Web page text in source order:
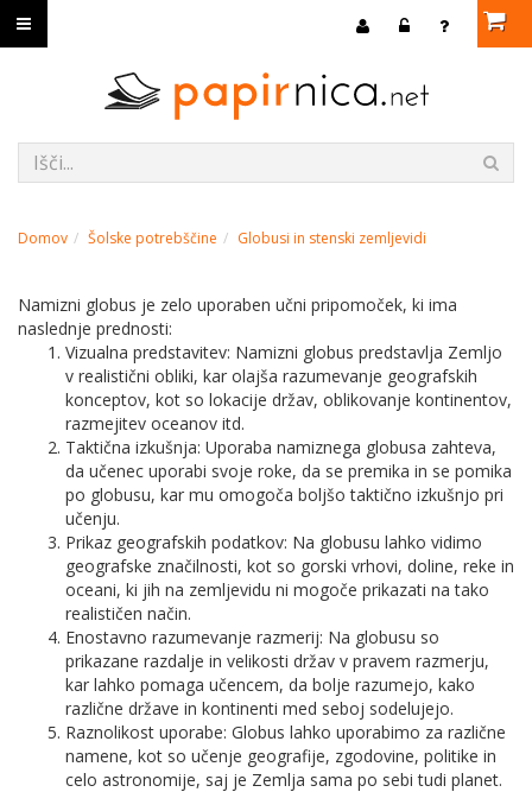
Domov Šolske potrebščine Globusi in stenski zemljevidi
Namizni globus je zelo uporaben učni pripomoček, ki ima
naslednje prednosti:
Vizualna predstavitev: Namizni globus predstavlja Zemljo
v realistični obliki, kar olajša razumevanje geografskih
konceptov, kot so lokacije držav, oblikovanje kontinentov,
razmejitev oceanov itd.
Taktična izkušnja: Uporaba namiznega globusa zahteva,
da učenec uporabi svoje roke, da se premika in se pomika
po globusu, kar mu omogoča boljšo taktično izkušnjo pri
učenju.
Prikaz geografskih podatkov: Na globusu lahko vidimo
geografske značilnosti, kot so gorski vrhovi, doline, reke in
oceani, ki jih na zemljevidu ni mogoče prikazati na tako
realističen način.
Enostavno razumevanje razmerij: Na globusu so
prikazane razdalje in velikosti držav v pravem razmerju,
kar lahko pomaga učencem, da bolje razumejo, kako
različne države in kontinenti med seboj sodelujejo.
Raznolikost uporabe: Globus lahko uporabimo za različne
namene, kot so učenje geografije, zgodovine, politike in
celo astronomije, saj je Zemlja sama po sebi tudi planet.